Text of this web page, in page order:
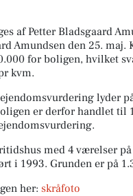
af Petter Bladsgaard
Amundsen den 25. maj.
for boligen, hvilket
kvm.
lyder
er derfor handlet til
med 4 værelser
i 1993. Grunden er på
her: skråfoto